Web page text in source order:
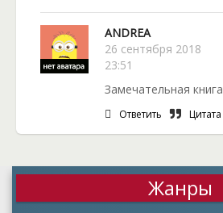
ANDREA
26 сентября 2018
23:51
Замечательная книга
Ответить Цитата
Жанры